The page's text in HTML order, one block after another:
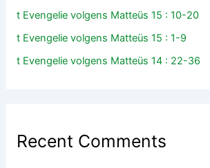
t Evengelie volgens Matteüs 15 : 10-20
t Evengelie volgens Matteüs 15 : 1-9
t Evengelie volgens Matteüs 14 : 22-36
Recent Comments